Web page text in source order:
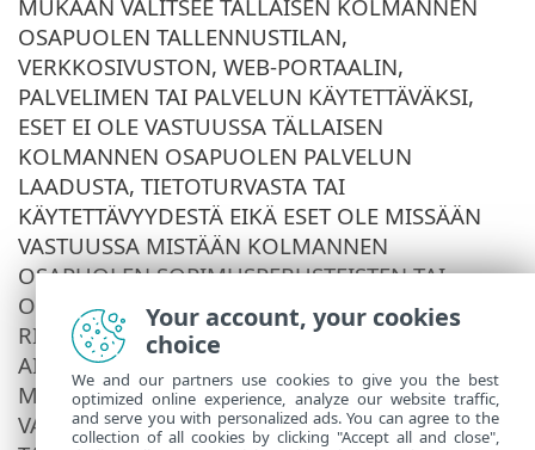
MUKAAN VALITSEE TÄLLAISEN KOLMANNEN
OSAPUOLEN TALLENNUSTILAN,
VERKKOSIVUSTON, WEB-PORTAALIN,
PALVELIMEN TAI PALVELUN KÄYTETTÄVÄKSI,
ESET EI OLE VASTUUSSA TÄLLAISEN
KOLMANNEN OSAPUOLEN PALVELUN
LAADUSTA, TIETOTURVASTA TAI
KÄYTETTÄVYYDESTÄ EIKÄ ESET OLE MISSÄÄN
VASTUUSSA MISTÄÄN KOLMANNEN
OSAPUOLEN SOPIMUSPERUSTEISTEN TAI
OIKEUDELLISTEN VELVOITTEIDEN
RIKKOMUKSISTA TAI SOVELLUKSEN KÄYTÖSTÄ
AIHEUTUVISTA VAHINGOISTA, TUOTTOJEN
MENETYKSISTÄ, TALOUDELLISISTA TAI MUISTA
VAHINGOISTA TAI MISTÄÄN MUISTA
Your account, your cookies
choice
We and our partners use cookies to give you the best
optimized online experience, analyze our website traffic,
and serve you with personalized ads. You can agree to the
collection of all cookies by clicking "Accept all and close",